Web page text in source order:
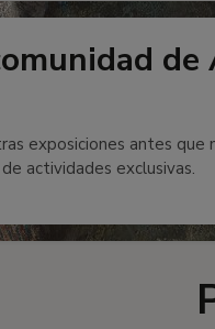
de
exposiciones antes que
actividades exclusivas.